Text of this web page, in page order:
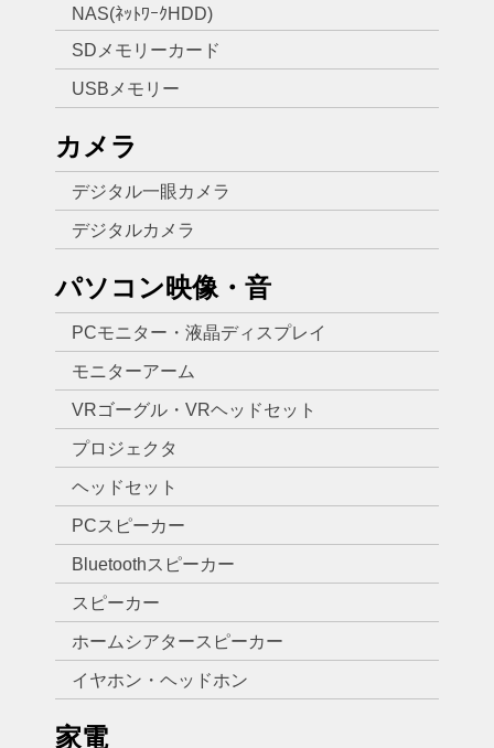
NAS(ﾈｯﾄﾜｰｸHDD)
SDメモリーカード
USBメモリー
カメラ
デジタル一眼カメラ
デジタルカメラ
パソコン映像・音
PCモニター・液晶ディスプレイ
モニターアーム
VRゴーグル・VRヘッドセット
プロジェクタ
ヘッドセット
PCスピーカー
Bluetoothスピーカー
スピーカー
ホームシアタースピーカー
イヤホン・ヘッドホン
家電